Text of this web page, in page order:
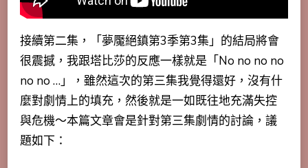
接續第二集，「夢魘絕鎮第3季第3集」的結局將會
很震撼，我跟塔比莎的反應一樣就是「No no no no
no no …」，雖然這次的第三集我覺得還好，沒有什
麼對劇情上的填充，然後就是一如既往地充滿失控
與危機～本篇文章會是針對第三集劇情的討論，議
題如下：